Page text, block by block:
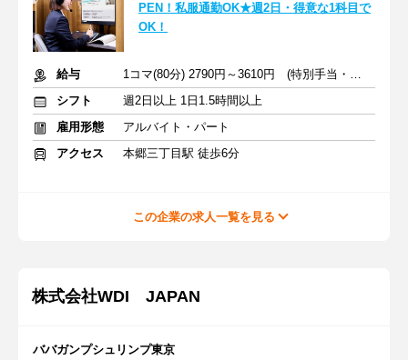
PEN！私服通勤OK★週2日・得意な1科目で
OK！
給与
1コマ(80分) 2790円～3610円 (特別手当・授業前後手当含む)
シフト
週2日以上 1日1.5時間以上
雇用形態
アルバイト・パート
アクセス
本郷三丁目駅 徒歩6分
この企業の求人一覧を見る
株式会社WDI JAPAN
ババガンプシュリンプ東京